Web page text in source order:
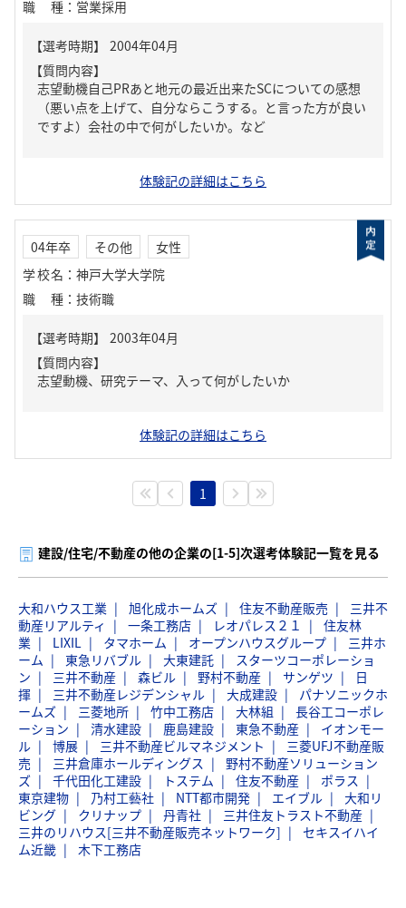
職種 ： 営業採用
【質問内容】
志望動機自己PRあと地元の最近出来たSCについての感想
（悪い点を上げて、自分ならこうする。と言った方が良い
ですよ）会社の中で何がしたいか。など
体験記の詳細はこちら
04年卒 その他
女性
学校名 ： 神戸大学大学院
職種 ： 技術職
【質問内容】
志望動機、研究テーマ、入って何がしたいか
体験記の詳細はこちら
1
建設/住宅/不動産の他の企業の[1-5]次選考体験記一覧を見る
大和ハウス工業 旭化成ホームズ 住友不動産販売
三井不
動産リアルティ
一条工務店 レオパレス２１
住友林
業
LIXIL タマホーム オープンハウスグループ
三井ホ
ーム
東急リバブル 大東建託
スターツコーポレーショ
ン
三井不動産 森ビル 野村不動産 サンゲツ
日
揮
三井不動産レジデンシャル 大成建設
パナソニックホ
ームズ
三菱地所 竹中工務店 大林組
長谷工コーポレ
ーション
清水建設 鹿島建設 東急不動産
イオンモー
ル
博展 三井不動産ビルマネジメント
三菱UFJ不動産販
売
三井倉庫ホールディングス
野村不動産ソリューション
ズ
千代田化工建設 トステム 住友不動産
ポラス
東京建物
乃村工藝社 NTT都市開発 エイブル
大和リ
ビング
クリナップ 丹青社
三井住友トラスト不動産
三井のリハウス[三井不動産販売ネットワーク]
セキスイハイ
ム近畿
木下工務店